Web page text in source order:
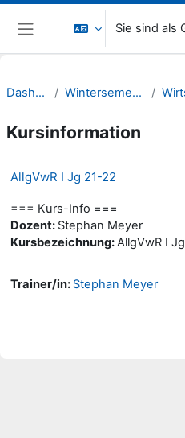
Zum Hauptinhalt
Website-Übersicht
Sie sind als
Dashboard Wintersemester 21/22
Kursinformation
AllgVwR I Jg 21-22
=== Kurs-Info ===
Dozent: Stephan Meyer
Kursbezeichnung:AllgVwR I
Trainer/in: Stephan Meyer